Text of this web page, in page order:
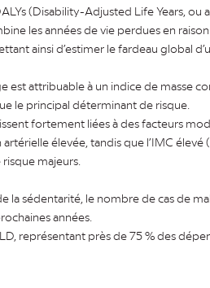
(Disability-Adjusted Life Years, ou
les années de vie perdues en raison
ainsi d’estimer le fardeau global
attribuable à un indice de masse
le principal déterminant de risque.
fortement liées à des facteurs
élevée, tandis que l’IMC élevé
majeurs.
la sédentarité, le nombre de cas de
années.
représentant près de 75 % des